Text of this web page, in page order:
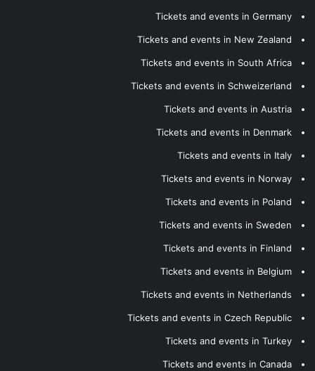
Tickets and events in Germany
Tickets and events in New Zealand
Tickets and events in South Africa
Tickets and events in Schweizerland
Tickets and events in Austria
Tickets and events in Denmark
Tickets and events in Italy
Tickets and events in Norway
Tickets and events in Poland
Tickets and events in Sweden
Tickets and events in Finland
Tickets and events in Belgium
Tickets and events in Netherlands
Tickets and events in Czech Republic
Tickets and events in Turkey
Tickets and events in Canada